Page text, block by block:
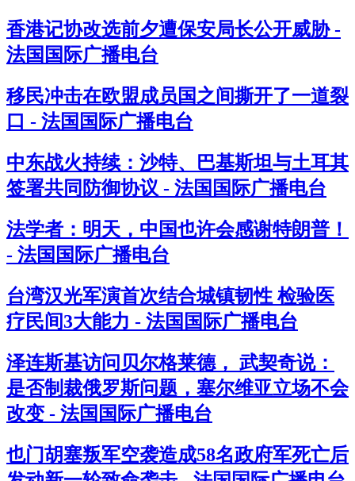
香港记协改选前夕遭保安局长公开威胁 -
法国国际广播电台
移民冲击在欧盟成员国之间撕开了一道裂
口 - 法国国际广播电台
中东战火持续：沙特、巴基斯坦与土耳其
签署共同防御协议 - 法国国际广播电台
法学者：明天，中国也许会感谢特朗普！
- 法国国际广播电台
台湾汉光军演首次结合城镇韧性 检验医
疗民间3大能力 - 法国国际广播电台
泽连斯基访问贝尔格莱德， 武契奇说：
是否制裁俄罗斯问题，塞尔维亚立场不会
改变 - 法国国际广播电台
也门胡塞叛军空袭造成58名政府军死亡后